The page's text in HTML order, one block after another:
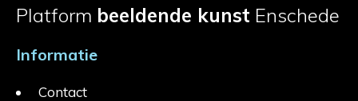
Platform beeldende kunst Enschede
Informatie
Contact